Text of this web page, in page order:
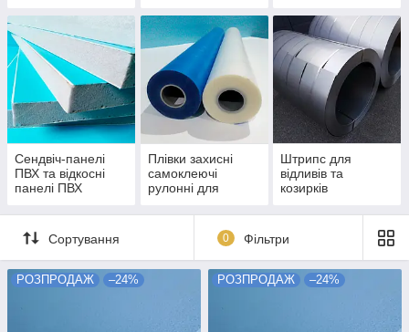
відкосних панелей
Сендвіч-панелі
ПВХ та відкосні
панелі ПВХ
виробництва
Плівки захисні
самоклеючі
рулонні для
Штрипс для
відливів та
козирків
ВИРОБНИЦТВА
Сортування
0 Фільтри
РОЗПРОДАЖ –24% РОЗПРОДАЖ –24%